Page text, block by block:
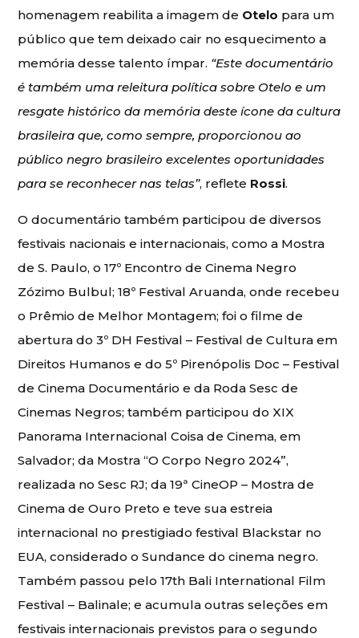
homenagem reabilita a imagem de Otelo para um
público que tem deixado cair no esquecimento a
memória desse talento ímpar. “Este documentário
é também uma releitura política sobre Otelo e um
resgate histórico da memória deste ícone da cultura
brasileira que, como sempre, proporcionou ao
público negro brasileiro excelentes oportunidades
para se reconhecer nas telas”, reflete Rossi.
O documentário também participou de diversos
festivais nacionais e internacionais, como a Mostra
de S. Paulo, o 17º Encontro de Cinema Negro
Zózimo Bulbul; 18º Festival Aruanda, onde recebeu
o Prêmio de Melhor Montagem; foi o filme de
abertura do 3º DH Festival – Festival de Cultura em
Direitos Humanos e do 5º Pirenópolis Doc – Festival
de Cinema Documentário e da Roda Sesc de
Cinemas Negros; também participou do XIX
Panorama Internacional Coisa de Cinema, em
Salvador; da Mostra “O Corpo Negro 2024”,
realizada no Sesc RJ; da 19ª CineOP – Mostra de
Cinema de Ouro Preto e teve sua estreia
internacional no prestigiado festival Blackstar no
EUA, considerado o Sundance do cinema negro.
Também passou pelo 17th Bali International Film
Festival – Balinale; e acumula outras seleções em
festivais internacionais previstos para o segundo